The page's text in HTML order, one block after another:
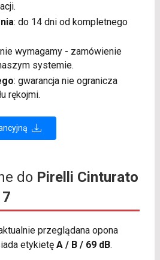
: do 14 dni od kompletnego
wymagamy - zamówienie
systemie.
: gwarancja nie ogranicza
rękojmi.
do Pirelli Cinturato
przeglądana opona
etykietę A / B / 69 dB.